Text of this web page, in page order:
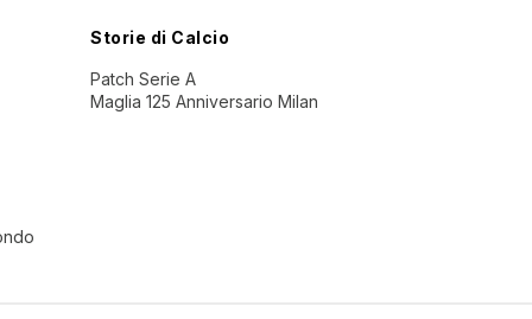
Storie di Calcio
Patch Serie A
Maglia 125 Anniversario Milan